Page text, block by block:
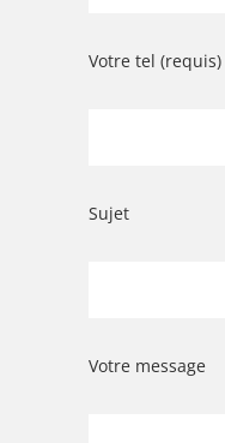
Votre tel (requis)
Sujet
Votre message